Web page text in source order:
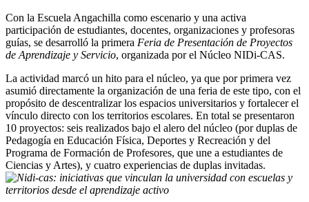
Con la Escuela Angachilla como escenario y una activa
participación de estudiantes, docentes, organizaciones y profesoras
guías, se desarrolló la primera Feria de Presentación de Proyectos
de Aprendizaje y Servicio, organizada por el Núcleo NIDi-CAS.
La actividad marcó un hito para el núcleo, ya que por primera vez
asumió directamente la organización de una feria de este tipo, con el
propósito de descentralizar los espacios universitarios y fortalecer el
vínculo directo con los territorios escolares. En total se presentaron
10 proyectos: seis realizados bajo el alero del núcleo (por duplas de
Pedagogía en Educación Física, Deportes y Recreación y del
Programa de Formación de Profesores, que une a estudiantes de
Ciencias y Artes), y cuatro experiencias de duplas invitadas.